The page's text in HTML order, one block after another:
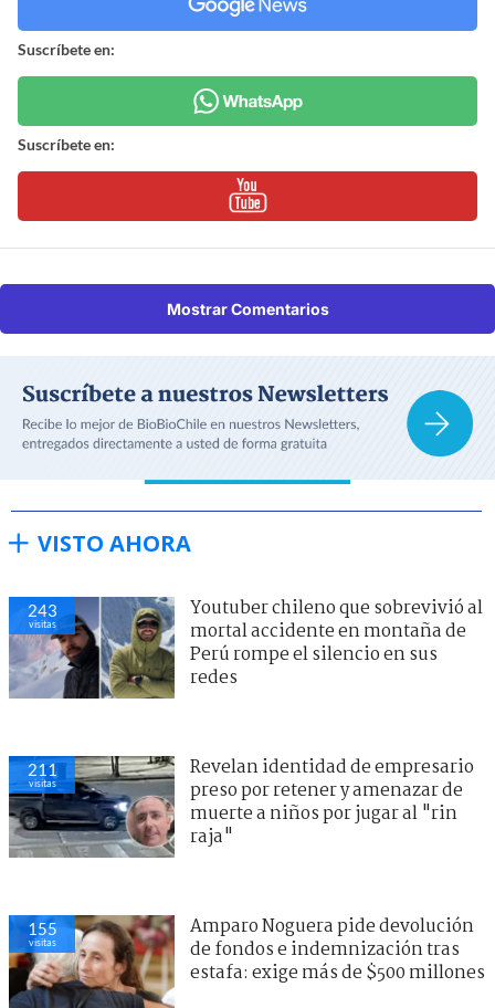
Suscríbete en:
Suscríbete en:
Mostrar Comentarios
VISTO AHORA
243
visitas
Youtuber chileno que sobrevivió al
mortal accidente en montaña de
Perú rompe el silencio en sus
redes
211
visitas
Revelan identidad de empresario
preso por retener y amenazar de
muerte a niños por jugar al "rin
raja"
155
visitas
Amparo Noguera pide devolución
de fondos e indemnización tras
estafa: exige más de $500 millones